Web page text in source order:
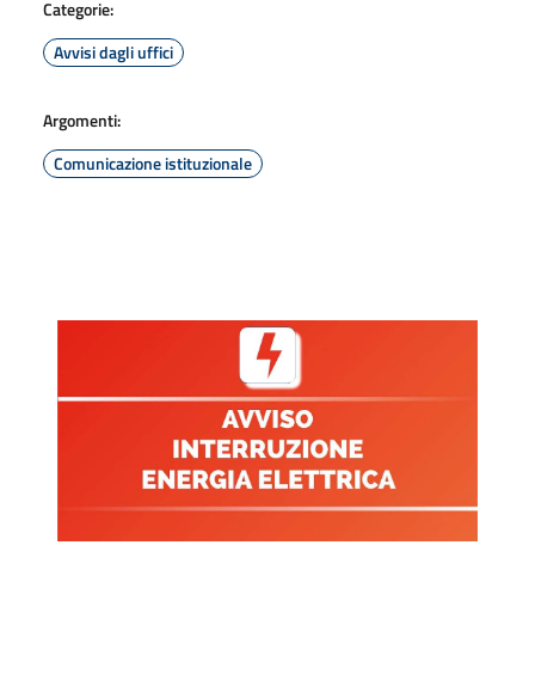
Categorie:
Avvisi dagli uffici
Argomenti:
Comunicazione istituzionale